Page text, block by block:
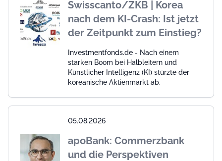
Swisscanto/ZKB | Korea
nach dem KI-Crash: Ist jetzt
der Zeitpunkt zum Einstieg?
Investmentfonds.de - Nach einem
starken Boom bei Halbleitern und
Künstlicher Intelligenz (KI) stürzte der
koreanische Aktienmarkt ab.
05.08.2026
apoBank: Commerzbank
und die Perspektiven